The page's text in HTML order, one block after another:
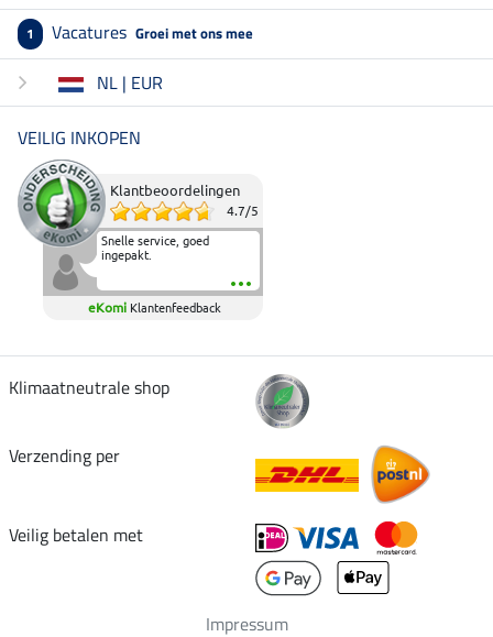
1 Vacatures Groei met ons mee
NL | EUR
VEILIG INKOPEN
Klantbeoordelingen
4.7/5
Snelle service, goed
ingepakt.
eKomi Klantenfeedback
Klimaatneutrale shop
Verzending per
Veilig betalen met
Impressum